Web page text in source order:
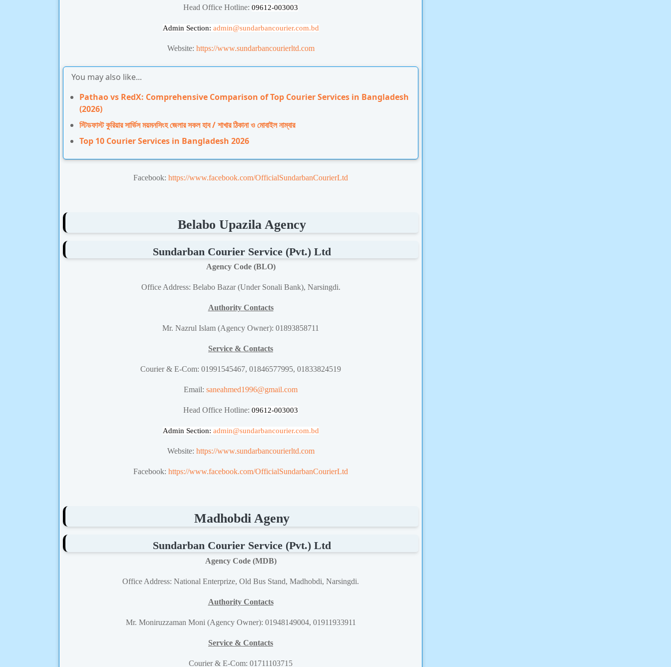
Head Office Hotline: 09612-003003
Admin Section: admin@sundarbancourier.com.bd
Website: https://www.sundarbancourierltd.com
You may also like...
Pathao vs RedX: Comprehensive Comparison of Top Courier Services in Bangladesh
(2026)
স্টিডফাস্ট কুরিয়ার সার্ভিস ময়মনসিংহ জেলার সকল হাব / শাখার ঠিকানা ও মোবাইল নাম্বার
Top 10 Courier Services in Bangladesh 2026
Facebook: https://www.facebook.com/OfficialSundarbanCourierLtd
Belabo Upazila Agency
Sundarban Courier Service (Pvt.) Ltd
Agency Code (BLO)
Office Address: Belabo Bazar (Under Sonali Bank), Narsingdi.
Authority Contacts
Mr. Nazrul Islam (Agency Owner): 01893858711
Service & Contacts
Courier & E-Com: 01991545467, 01846577995, 01833824519
Email: saneahmed1996@gmail.com
Head Office Hotline: 09612-003003
Admin Section: admin@sundarbancourier.com.bd
Website: https://www.sundarbancourierltd.com
Facebook: https://www.facebook.com/OfficialSundarbanCourierLtd
Madhobdi Ageny
Sundarban Courier Service (Pvt.) Ltd
Agency Code (MDB)
Office Address: National Enterprize, Old Bus Stand, Madhobdi, Narsingdi.
Authority Contacts
Mr. Moniruzzaman Moni (Agency Owner): 01948149004, 01911933911
Service & Contacts
Courier & E-Com: 01711103715